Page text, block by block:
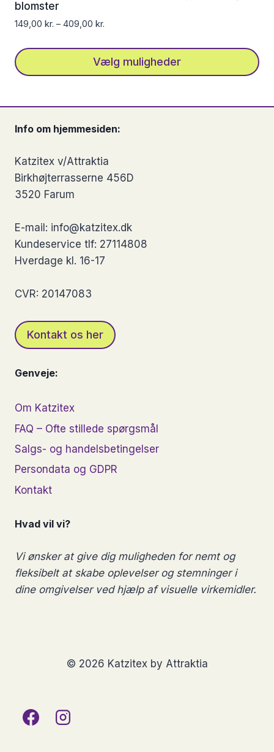
vælges
på
blomster
149,00 kr. – 409,00 kr.
Vælg muligheder
flere
Mulighederne
kan
vælges
varesiden
Info om hjemmesiden:
Katzitex v/Attraktia
Birkhøjterrasserne 456D
3520 Farum
E-mail: info@katzitex.dk
Kundeservice tlf: 27114808
Hverdage kl. 16-17
CVR: 20147083
Kontakt os her
Genveje:
Om Katzitex
FAQ – Ofte stillede spørgsmål
Salgs- og handelsbetingelser
Persondata og GDPR
Kontakt
Hvad vil vi?
Vi ønsker at give dig muligheden for nemt og
fleksibelt at skabe oplevelser og stemninger i
dine omgivelser ved hjælp af visuelle virkemidler.
© 2026 Katzitex by Attraktia